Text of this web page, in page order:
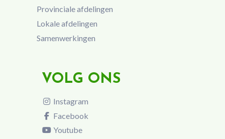
Provinciale afdelingen
Lokale afdelingen
Samenwerkingen
VOLG ONS
Instagram
Facebook
Youtube